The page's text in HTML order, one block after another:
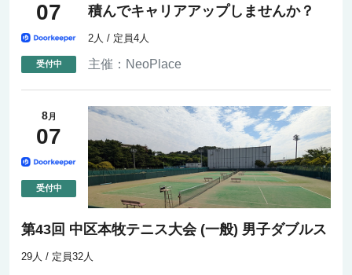
07 積んでキャリアアップしませんか？
主催： NeoPlace
2人 / 定員4人
8月
07
第43回 中区本牧テニス大会 (一般) 男子ダブルス
29人 / 定員32人